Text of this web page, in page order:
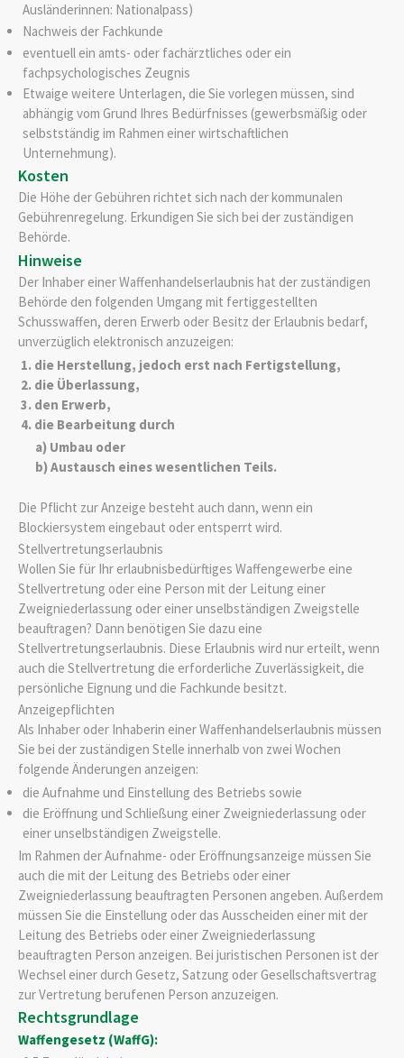
Ausländerinnen: Nationalpass)
Nachweis der Fachkunde
eventuell ein amts- oder fachärztliches oder ein
fachpsychologisches Zeugnis
Etwaige weitere Unterlagen, die Sie vorlegen müssen, sind
abhängig vom Grund Ihres Bedürfnisses (gewerbsmäßig oder
selbstständig im Rahmen einer wirtschaftlichen
Unternehmung).
Kosten
Die Höhe der Gebühren richtet sich nach der kommunalen
Gebührenregelung. Erkundigen Sie sich bei der zuständigen
Behörde.
Hinweise
Der Inhaber einer Waffenhandelserlaubnis hat der zuständigen
Behörde den folgenden Umgang mit fertiggestellten
Schusswaffen, deren Erwerb oder Besitz der Erlaubnis bedarf,
unverzüglich elektronisch anzuzeigen:
1. die Herstellung, jedoch erst nach Fertigstellung,
2. die Überlassung,
3. den Erwerb,
4. die Bearbeitung durch
a) Umbau oder
b) Austausch eines wesentlichen Teils.
Die Pflicht zur Anzeige besteht auch dann, wenn ein
Blockiersystem eingebaut oder entsperrt wird.
Stellvertretungserlaubnis
Wollen Sie für Ihr erlaubnisbedürftiges Waffengewerbe eine
Stellvertretung oder eine Person mit der Leitung einer
Zweigniederlassung oder einer unselbständigen Zweigstelle
beauftragen? Dann benötigen Sie dazu eine
Stellvertretungserlaubnis. Diese Erlaubnis wird nur erteilt, wenn
auch die Stellvertretung die erforderliche Zuverlässigkeit, die
persönliche Eignung und die Fachkunde besitzt.
Anzeigepflichten
Als Inhaber oder Inhaberin einer Waffenhandelserlaubnis müssen
Sie bei der zuständigen Stelle innerhalb von zwei Wochen
folgende Änderungen anzeigen:
die Aufnahme und Einstellung des Betriebs sowie
die Eröffnung und Schließung einer Zweigniederlassung oder
einer unselbständigen Zweigstelle.
Im Rahmen der Aufnahme- oder Eröffnungsanzeige müssen Sie
auch die mit der Leitung des Betriebs oder einer
Zweigniederlassung beauftragten Personen angeben. Außerdem
müssen Sie die Einstellung oder das Ausscheiden einer mit der
Leitung des Betriebs oder einer Zweigniederlassung
beauftragten Person anzeigen. Bei juristischen Personen ist der
Wechsel einer durch Gesetz, Satzung oder Gesellschaftsvertrag
zur Vertretung berufenen Person anzuzeigen.
Rechtsgrundlage
Waffengesetz (WaffG):